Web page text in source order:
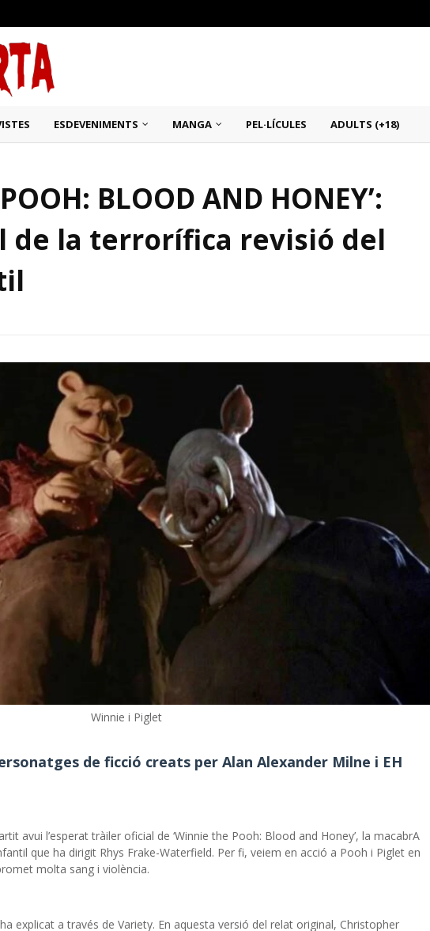
ESDEVENIMENTS MANGA PEL·LÍCULES ADULTS (+18)
BLOOD AND HONEY’:
de la terrorífica revisió del
Winnie i Piglet
de ficció creats per Alan Alexander Milne i EH
avui l’esperat tràiler oficial de ‘Winnie the Pooh: Blood and Honey’, la macabrA
que ha dirigit Rhys Frake-Waterfield. Per fi, veiem en acció a Pooh i Piglet en
molta sang i violència.
explicat a través de Variety. En aquesta versió del relat original, Christopher